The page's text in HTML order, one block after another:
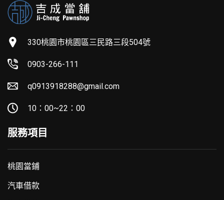
330桃園市桃園區三民路三段504號
0903-266-111
q0913918288@gmail.com
10：00~22：00
服務項目
桃園當鋪
汽車借款